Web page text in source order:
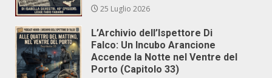
25 Luglio 2026
L’Archivio dell’Ispettore Di
Falco: Un Incubo Arancione
Accende la Notte nel Ventre del
Porto (Capitolo 33)